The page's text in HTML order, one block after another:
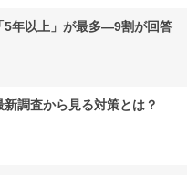
5年以上」が最多―9割が回答
調査から見る対策とは？